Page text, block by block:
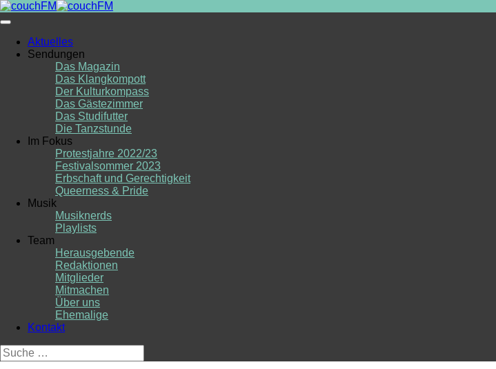
Skip
to
Aktuelles
Sendungen
Das Magazin
Das Klangkompott
Der Kulturkompass
Das Gästezimmer
Das Studifutter
Die Tanzstunde
Im Fokus
Protestjahre 2022/23
Festivalsommer 2023
Erbschaft und Gerechtigkeit
Queerness & Pride
Musik
Musiknerds
Playlists
Team
Herausgebende
Redaktionen
Mitglieder
Mitmachen
Über uns
Ehemalige
Kontakt
Suche
nach: